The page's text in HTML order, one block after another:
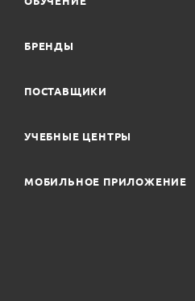
БРЕНДЫ
ПОСТАВЩИКИ
УЧЕБНЫЕ ЦЕНТРЫ
МОБИЛЬНОЕ ПРИЛОЖЕНИЕ